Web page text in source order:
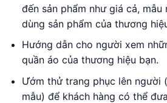
đến sản phẩm như giá cả, mẫu
dùng sản phẩm của thương
Hướng dẫn cho người xem
quần áo của thương hiệu bạn.
Ướm thử trang phục lên người
mẫu) để khách hàng có thể